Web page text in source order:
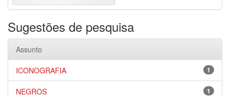
Sugestões de pesquisa
Assunto
1
ICONOGRAFIA
1
NEGROS